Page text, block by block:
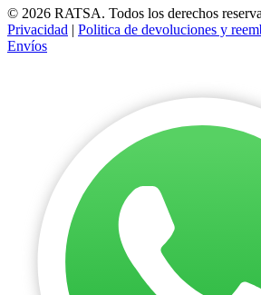
© 2026 RATSA. Todos los derechos
Privacidad | Politica de devoluciones y
Envíos